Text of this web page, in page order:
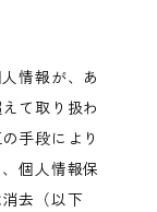
情報が、あ
て取り扱わ
手段により
個人情報保
去（以下